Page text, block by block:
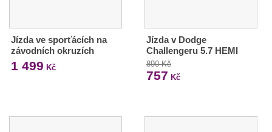
Jízda ve sporťácích na
závodních okruzích
1 499 Kč
Jízda v Dodge
Challengeru 5.7 HEMI
890 Kč
757 Kč